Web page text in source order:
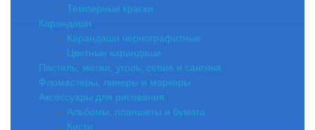
Темперные краски
Карандаши
Карандаши чернографитные
Цветные карандаши
Пастель, мелки, уголь, сепия и сангина
Фломастеры, линеры и маркеры
Аксессуары для рисования
Альбомы, планшеты и бумага
Кисти